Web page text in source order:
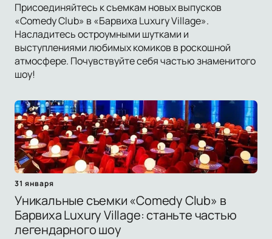
Присоединяйтесь к съемкам новых выпусков
«Comedy Club» в «Барвиха Luxury Village».
Насладитесь остроумными шутками и
выступлениями любимых комиков в роскошной
атмосфере. Почувствуйте себя частью знаменитого
шоу!
31 января
Уникальные съемки «Comedy Club» в
Барвиха Luxury Village: станьте частью
легендарного шоу